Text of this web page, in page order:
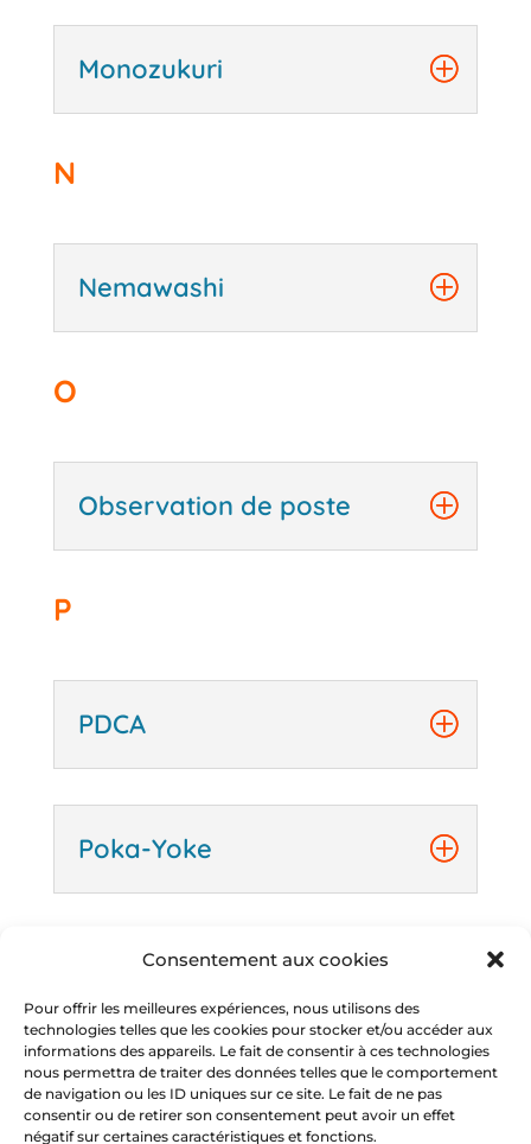
Consentement aux cookies
Pour offrir les meilleures expériences, nous utilisons des
technologies telles que les cookies pour stocker et/ou accéder aux
informations des appareils. Le fait de consentir à ces technologies
nous permettra de traiter des données telles que le comportement
de navigation ou les ID uniques sur ce site. Le fait de ne pas
consentir ou de retirer son consentement peut avoir un effet
négatif sur certaines caractéristiques et fonctions.
Monozukuri
N
Nemawashi
O
Observation de poste
P
PDCA
Poka-Yoke
QRQC